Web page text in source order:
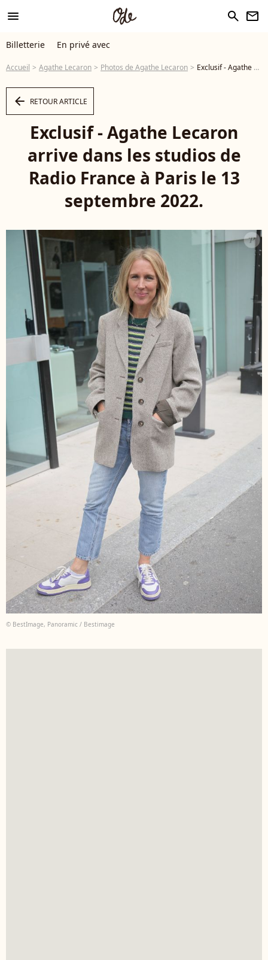
menu search newsletter
Billetterie En privé avec
Accueil Agathe Lecaron Photos de Agathe Lecaron Exclusif - Agathe Lecaron arrive dans les studios de Radio France à Paris le 13 septembre 2022. © Panoramic / Bestimage - Photo
arrow_left RETOUR ARTICLE
Exclusif - Agathe Lecaron
arrive dans les studios de
Radio France à Paris le 13
septembre 2022.
© BestImage, Panoramic / Bestimage